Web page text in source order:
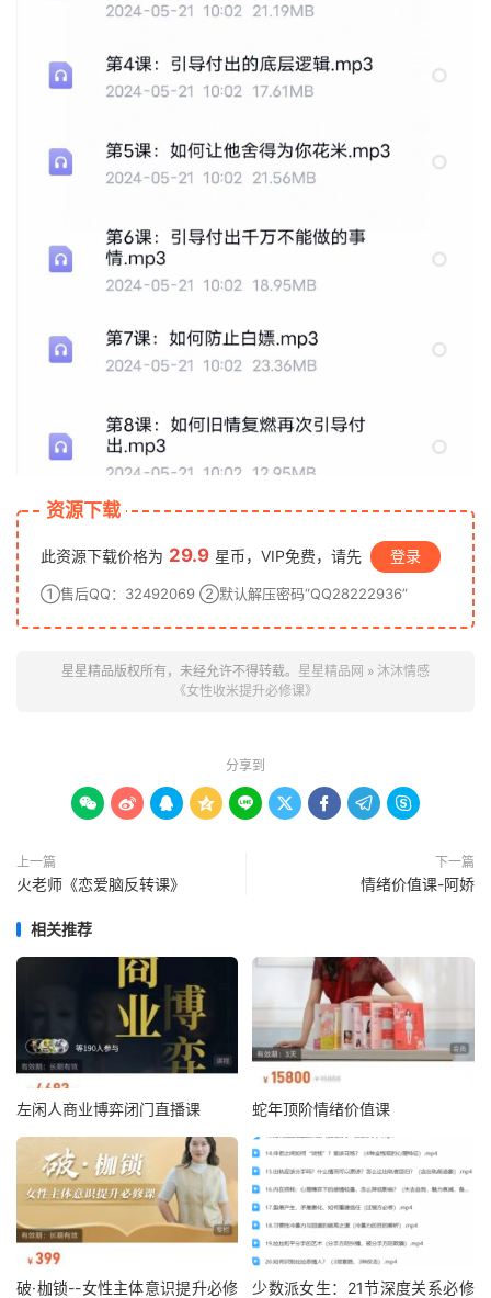
资源下载
此资源下载价格为 29.9 星币，VIP免费，请先 登录
①售后QQ：32492069 ②默认解压密码“QQ28222936”
星星精品版权所有，未经允许不得转载。 星星精品网 » 沐沐情感
《女性收米提升必修课》
分享到
        
上一篇
火老师《恋爱脑反转课》
下一篇
情绪价值课-阿娇
相关推荐
左闲人商业博弈闭门直播课 蛇年顶阶情绪价值课
破·枷锁--女性主体意识提升必修 少数派女生：21节深度关系必修